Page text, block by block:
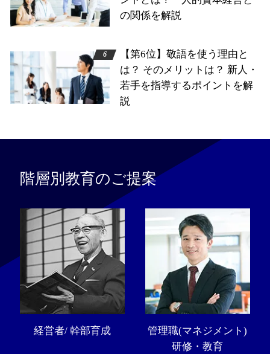
の関係を解説
【第6位】敬語を使う理由と
は？ そのメリットは？ 新人・
若手を指導するポイントを解
説
階層別教育のご提案
経営者/ 幹部育成
管理職(マネジメント)
研修・教育